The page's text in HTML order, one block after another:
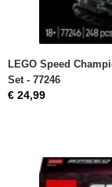
LEGO Speed
Set - 77246
€ 24,99